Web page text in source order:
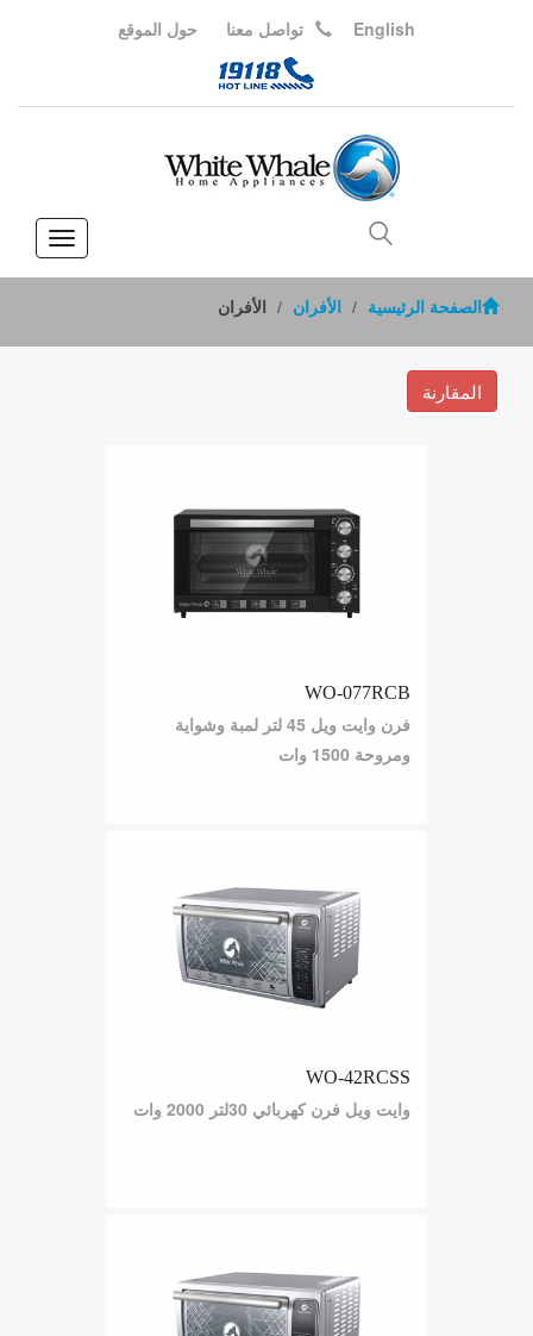
English تواصل معنا حول الموقع
Toggle
الصفحة الرئيسية
الأفران الأفران
المقارنة
WO-077RCB
فرن وايت ويل 45 لتر لمبة وشواية
ومروحة 1500 وات
WO-42RCSS
وايت ويل فرن كهربائي 30لتر 2000 وات